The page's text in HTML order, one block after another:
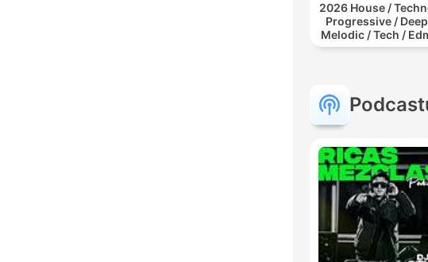
2026 House /
Progressive /
Melodic / Tech /
Afro / ibiza DJ Mix